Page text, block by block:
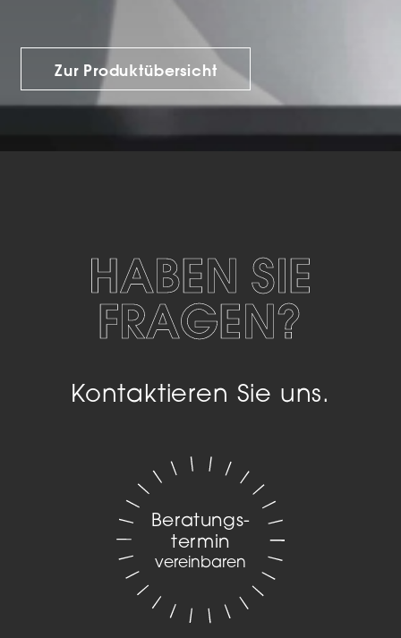
Zur Produktübersicht
HABEN SIE
FRAGEN?
Kontaktieren Sie uns.
Beratungs­
termin
vereinbaren